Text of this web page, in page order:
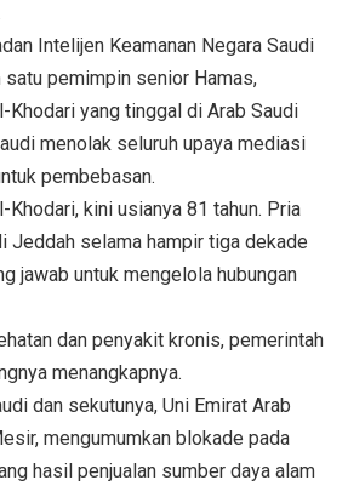
Intelijen Keamanan Negara Saudi
satu pemimpin senior Hamas,
Khodari yang tinggal di Arab Saudi
menolak seluruh upaya mediasi
pembebasan.
Khodari, kini usianya 81 tahun. Pria
Jeddah selama hampir tiga dekade
jawab untuk mengelola hubungan
dan penyakit kronis, pemerintah
menangkapnya.
dan sekutunya, Uni Emirat Arab
mengumumkan blokade pada
hasil penjualan sumber daya alam